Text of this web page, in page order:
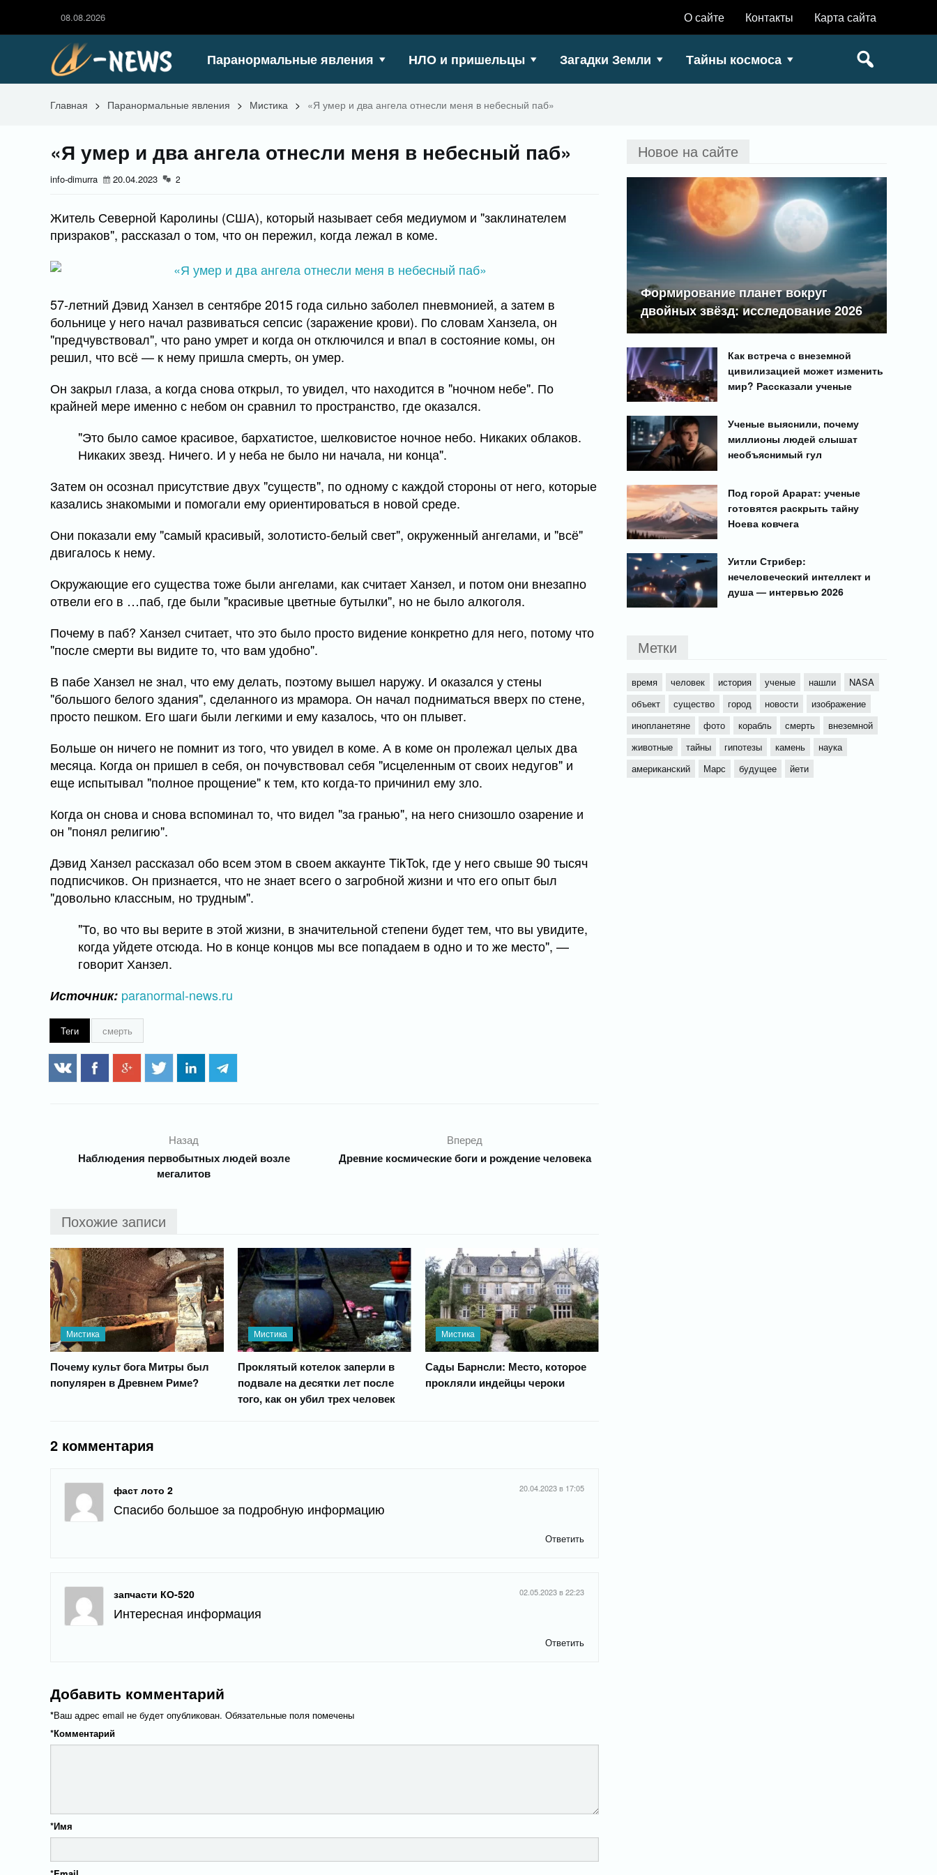
О сайте Контакты Карта сайта
08.08.2026
Паранормальные явления НЛО и пришельцы Загадки Земли Тайны космоса
Главная > Паранормальные явления > Мистика > «Я умер и два ангела отнесли меня в небесный паб»
«Я умер и два ангела отнесли меня в небесный паб»
info-dimurra 20.04.2023 2
Житель Северной Каролины (США), который называет себя медиумом и "заклинателем
призраков", рассказал о том, что он пережил, когда лежал в коме.
57-летний Дэвид Ханзел в сентябре 2015 года сильно заболел пневмонией, а затем в
больнице у него начал развиваться сепсис (заражение крови). По словам Ханзела, он
"предчувствовал", что рано умрет и когда он отключился и впал в состояние комы, он
решил, что всё — к нему пришла смерть, он умер.
Он закрыл глаза, а когда снова открыл, то увидел, что находится в "ночном небе". По
крайней мере именно с небом он сравнил то пространство, где оказался.
"Это было самое красивое, бархатистое, шелковистое ночное небо. Никаких облаков.
Никаких звезд. Ничего. И у неба не было ни начала, ни конца".
Затем он осознал присутствие двух "существ", по одному с каждой стороны от него, которые
казались знакомыми и помогали ему ориентироваться в новой среде.
Они показали ему "самый красивый, золотисто-белый свет", окруженный ангелами, и "всё"
двигалось к нему.
Окружающие его существа тоже были ангелами, как считает Ханзел, и потом они внезапно
отвели его в …паб, где были "красивые цветные бутылки", но не было алкоголя.
Почему в паб? Ханзел считает, что это было просто видение конкретно для него, потому что
"после смерти вы видите то, что вам удобно".
В пабе Ханзел не знал, что ему делать, поэтому вышел наружу. И оказался у стены
"большого белого здания", сделанного из мрамора. Он начал подниматься вверх по стене,
просто пешком. Его шаги были легкими и ему казалось, что он плывет.
Больше он ничего не помнит из того, что увидел в коме. А в коме он пролежал целых два
месяца. Когда он пришел в себя, он почувствовал себя "исцеленным от своих недугов" и
еще испытывал "полное прощение" к тем, кто когда-то причинил ему зло.
Когда он снова и снова вспоминал то, что видел "за гранью", на него снизошло озарение и
он "понял религию".
Дэвид Ханзел рассказал обо всем этом в своем аккаунте TikTok, где у него свыше 90 тысяч
подписчиков. Он признается, что не знает всего о загробной жизни и что его опыт был
"довольно классным, но трудным".
"То, во что вы верите в этой жизни, в значительной степени будет тем, что вы увидите,
когда уйдете отсюда. Но в конце концов мы все попадаем в одно и то же место", —
говорит Ханзел.
Источник: paranormal-news.ru
Теги смерть
Назад
Наблюдения первобытных людей возле
мегалитов
Вперед
Древние космические боги и рождение человека
Похожие записи
Мистика
Почему культ бога Митры был
популярен в Древнем Риме?
Мистика
Проклятый котелок заперли в
подвале на десятки лет после
того, как он убил трех человек
Мистика
Сады Барнсли: Место, которое
прокляли индейцы чероки
2 комментария
фаст лото 2 20.04.2023 в 17:05
Спасибо большое за подробную информацию
Ответить
запчасти КО-520 02.05.2023 в 22:23
Интересная информация
Ответить
Добавить комментарий
Ваш адрес email не будет опубликован. Обязательные поля помечены
*
Комментарий
*
Имя
*
Новое на сайте
Формирование планет вокруг
двойных звёзд: исследование 2026
Как встреча с внеземной
цивилизацией может изменить
мир? Рассказали ученые
Ученые выяснили, почему
миллионы людей слышат
необъяснимый гул
Под горой Арарат: ученые
готовятся раскрыть тайну
Ноева ковчега
Уитли Стрибер:
нечеловеческий интеллект и
душа — интервью 2026
Метки
время человек история ученые нашли
NASA
объект
существо город новости
изображение
инопланетяне
фото корабль смерть
внеземной
животные
тайны гипотезы камень
наука
американский
Марс будущее йети